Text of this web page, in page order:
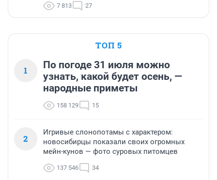
7 813 27
ТОП 5
1
По погоде 31 июля можно
узнать, какой будет осень, —
народные приметы
158 129 15
2
Игривые слонопотамы с характером:
новосибирцы показали своих огромных
мейн-кунов — фото суровых питомцев
137 546 34